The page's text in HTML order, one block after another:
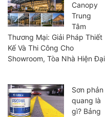
Canopy
Trung
Tâm
Thương Mại: Giải Pháp Thiết
Kế Và Thi Công Cho
Showroom, Tòa Nhà Hiện Đại
Sơn phản
quang là
gì? Bảng